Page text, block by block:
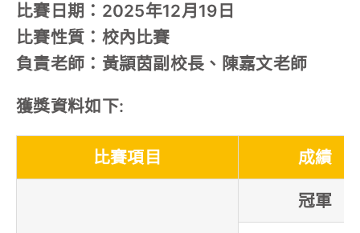
比賽日期：2025年12月19日
比賽性質：校內比賽
負責老師：黃頴茵副校長、陳嘉文老師
獲獎資料如下:
比賽項目 成績
冠軍